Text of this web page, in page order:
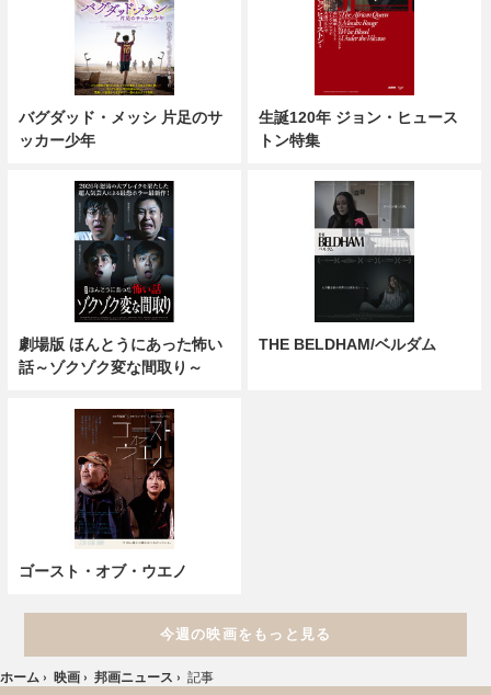
バグダッド・メッシ 片足のサ
ッカー少年
生誕120年 ジョン・ヒュース
トン特集
劇場版 ほんとうにあった怖い
話～ゾクゾク変な間取り～
THE BELDHAM/ベルダム
ゴースト・オブ・ウエノ
今週の映画をもっと見る
ホーム › 映画 › 邦画ニュース › 記事